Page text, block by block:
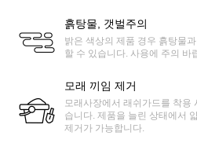
흙탕물, 갯벌주의
밝은 색상의 제품 경우 흙탕물
할 수 있습니다. 사용에 주의 바
모래 끼임 제거
모래사장에서 래쉬가드를 착용
습니다. 제품을 늘린 상태에서
제거가 가능합니다.